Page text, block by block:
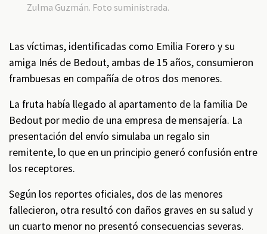
Zulma Guzmán. Foto suministrada.
Las víctimas, identificadas como Emilia Forero y su
amiga Inés de Bedout, ambas de 15 años, consumieron
frambuesas en compañía de otros dos menores.
La fruta había llegado al apartamento de la familia De
Bedout por medio de una empresa de mensajería. La
presentación del envío simulaba un regalo sin
remitente, lo que en un principio generó confusión entre
los receptores.
Según los reportes oficiales, dos de las menores
fallecieron, otra resultó con daños graves en su salud y
un cuarto menor no presentó consecuencias severas.